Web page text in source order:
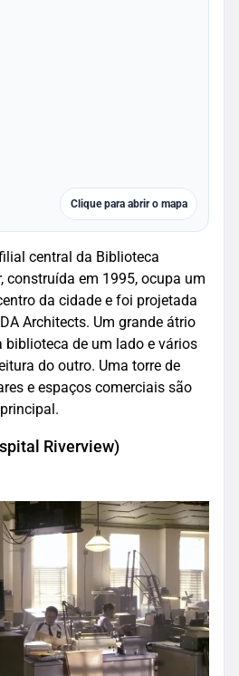
Clique para abrir o mapa
central da Biblioteca
construída em 1995, ocupa um
da cidade e foi projetada
Architects. Um grande átrio
biblioteca de um lado e vários
do outro. Uma torre de
e espaços comerciais são
Riverview)